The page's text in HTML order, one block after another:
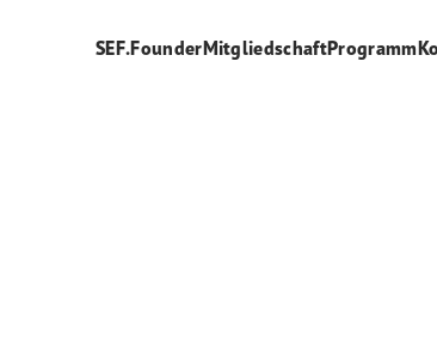
SEF.FounderMitgliedschaftProgramm